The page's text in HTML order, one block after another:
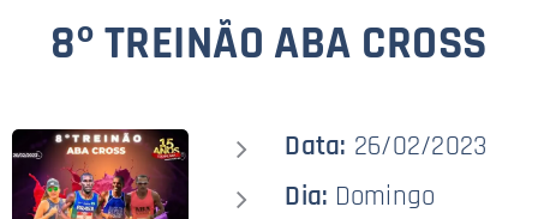
8º TREINÃO ABA CROSS
Data: 26/02/2023
Dia: Domingo